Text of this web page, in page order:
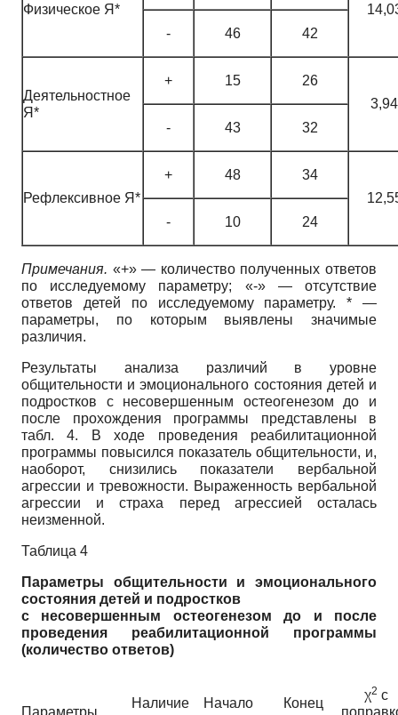
Физическое Я*
-
46 42
Деятельностное
Я*
+ 15
26
3,94
-
43 32
Рефлексивное Я*
+ 48
34
-
10 24
Примечания. «+» — количество полученных ответов
по исследуемому параметру; «-» — отсутствие
ответов детей по исследуемому параметру. * —
параметры, по которым выявлены значимые
различия.
Результаты анализа различий в уровне
общительности и эмоционального состояния детей и
подростков с несовершенным остеогенезом до и
после прохождения программы представлены в
табл. 4. В ходе проведения реабилитационной
программы повысился показатель общительности, и,
наоборот, снизились показатели вербальной
агрессии и тревожности. Выраженность вербальной
агрессии и страха перед агрессией осталась
неизменной.
Таблица 4
Параметры общительности и эмоционального
состояния детей и подростков
с несовершенным остеогенезом до и после
проведения реабилитационной программы
(количество ответов)
Параметры
Наличие
Начало
Конец
χ2 с